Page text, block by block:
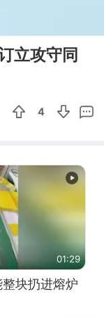
立攻守同
4
01:29
块扔进熔炉